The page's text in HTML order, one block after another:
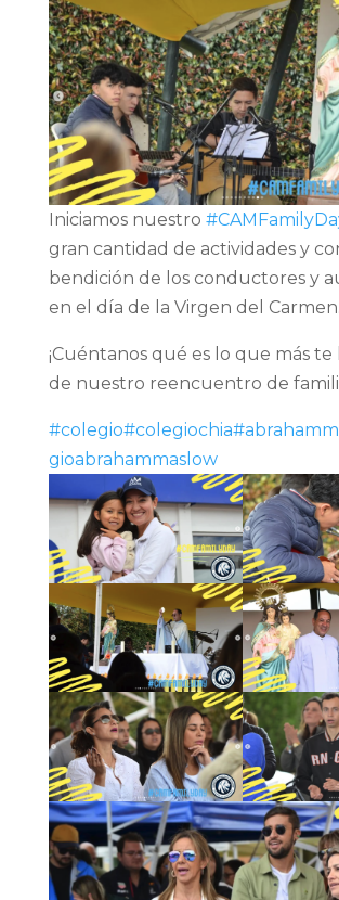
Iniciamos nuestro
gran cantidad de actividades y
bendición de los conductores y
en el día de la Virgen del Carmen.
¡Cuéntanos qué es lo que más
de nuestro reencuentro de
#colegio#colegiochia
gioabrahammaslow